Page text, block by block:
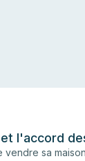
l'accord
vendre sa